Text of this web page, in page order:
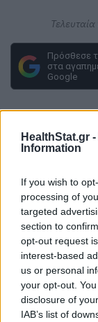
HealthStat.gr -
Information
If you wish to
processing of
targeted
section to
opt-out request
interest-based
us or personal
your opt-out.
disclosure of
IAB’s list of
Πρόσθεσε
στα
Google